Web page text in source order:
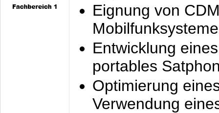
Eignung von
Mobilfunksysteme
Entwicklung
portables
Optimierung
Verwendung